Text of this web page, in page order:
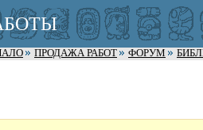
ПРОДАЖА РАБОТ ФОРУМ